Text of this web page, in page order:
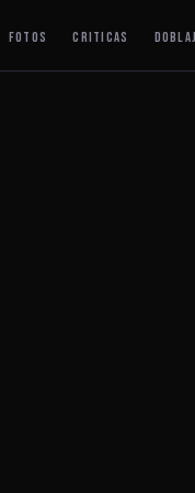
FOTOS CRITICAS